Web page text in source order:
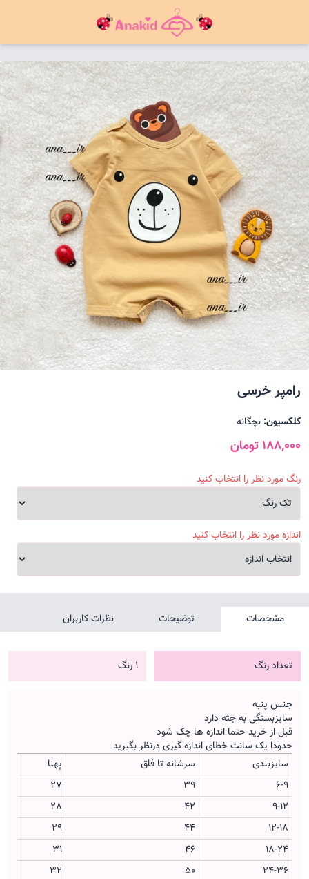
رامپر خرسی
کلکسیون: بچگانه
188,000 تومان
رنگ مورد نظر را انتخاب کنید
اندازه مورد نظر را انتخاب کنید
مشخصات توضیحات نظرات کاربران
تعداد رنگ 1 رنگ
جنس پنبه
سایزبستگی به جثه دارد
قبل از خرید حتما اندازه ها چک شود
حدودا یک سانت خطای اندازه گیری درنظر بگیرید
سایزبندی
سرشانه تا فاق
پهنا
6-9
39
27
9-12
42
28
12-18
44
29
18-24
46
31
24-36
50
32